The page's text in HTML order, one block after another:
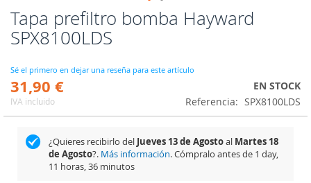
Tapa prefiltro bomba Hayward
SPX8100LDS
Sé el primero en dejar una reseña para este artículo
31,90 €
IVA incluido
EN STOCK
Referencia
SPX8100LDS
¿Quieres recibirlo del Jueves 13 de Agostoal Martes 18
de Agosto?. Más información. Cómpralo antes de 1 day,
11 horas, 36 minutos
Saltar
al
comienzo
la
galería
de